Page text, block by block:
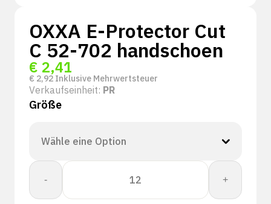
OXXA E-Protector Cut
C 52-702 handschoen
€ 2,41
€ 2,92 Inklusive Mehrwertsteuer
Verkaufseinheit: PR
Größe
-
OXXA
Protector
+